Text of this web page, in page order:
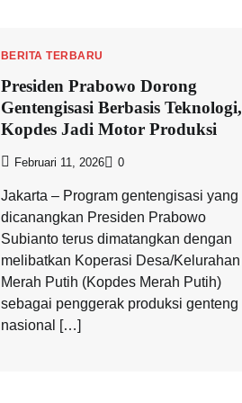
BERITA TERBARU
Presiden Prabowo Dorong
Gentengisasi Berbasis Teknologi,
Kopdes Jadi Motor Produksi
Februari 11, 2026 0
Jakarta – Program gentengisasi yang
dicanangkan Presiden Prabowo
Subianto terus dimatangkan dengan
melibatkan Koperasi Desa/Kelurahan
Merah Putih (Kopdes Merah Putih)
sebagai penggerak produksi genteng
nasional […]